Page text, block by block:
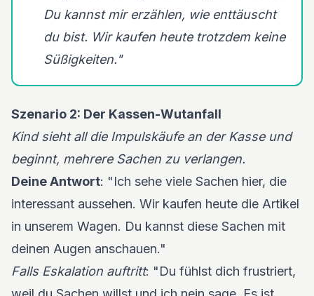
Du kannst mir erzählen, wie enttäuscht
du bist. Wir kaufen heute trotzdem keine
Süßigkeiten."
Szenario 2: Der Kassen-Wutanfall
Kind sieht all die Impulskäufe an der Kasse und
beginnt, mehrere Sachen zu verlangen.
Deine Antwort: "Ich sehe viele Sachen hier, die
interessant aussehen. Wir kaufen heute die Artikel
in unserem Wagen. Du kannst diese Sachen mit
deinen Augen anschauen."
Falls Eskalation auftritt: "Du fühlst dich frustriert,